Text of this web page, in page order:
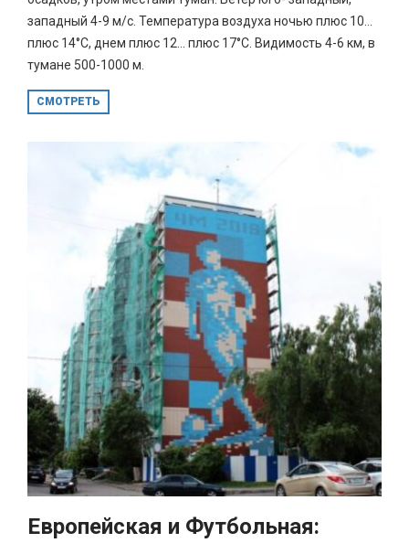
западный 4-9 м/с. Температура воздуха ночью плюс 10…
плюс 14°С, днем плюс 12… плюс 17°С. Видимость 4-6 км, в
тумане 500-1000 м.
СМОТРЕТЬ
Европейская и Футбольная: